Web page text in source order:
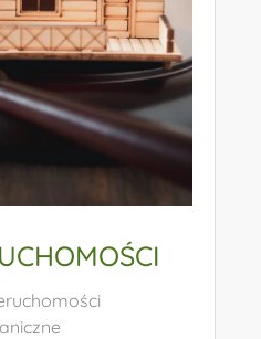
PRACY
umów o pracę
w sprawach o mobbing i